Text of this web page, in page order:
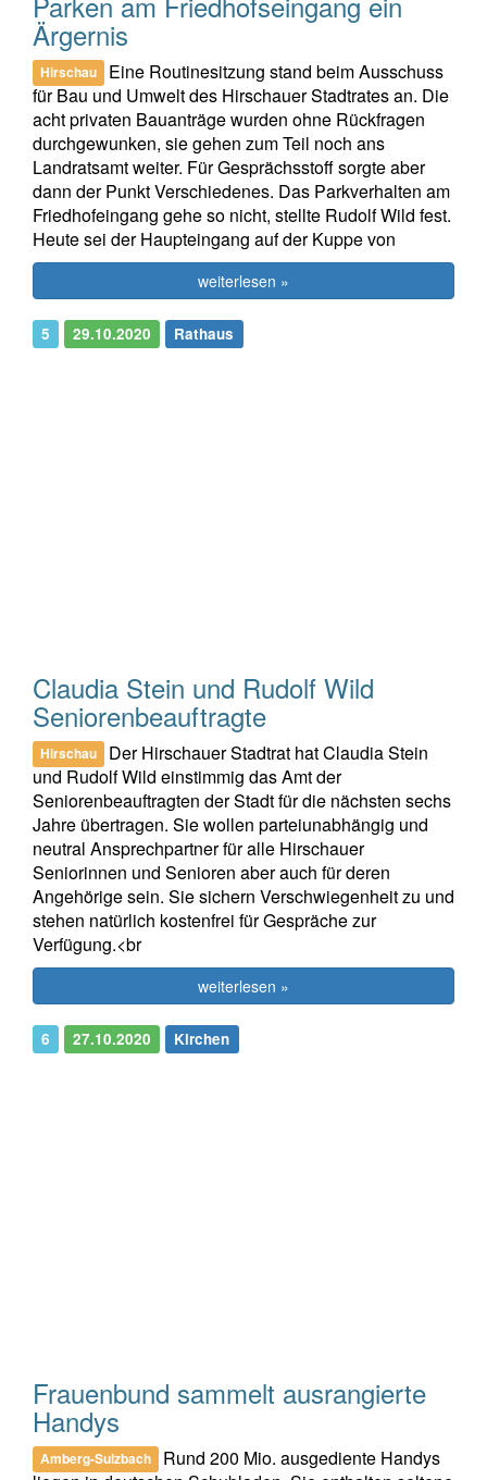
Ärgernis
Hirschau
Eine Routinesitzung stand beim Ausschuss
für Bau und Umwelt des Hirschauer Stadtrates an. Die
acht privaten Bauanträge wurden ohne Rückfragen
durchgewunken, sie gehen zum Teil noch ans
Landratsamt weiter. Für Gesprächsstoff sorgte aber
dann der Punkt Verschiedenes. Das Parkverhalten am
Friedhofeingang gehe so nicht, stellte Rudolf Wild fest.
Heute sei der Haupteingang auf der Kuppe von
weiterlesen »
5 29.10.2020 Rathaus
Claudia Stein und Rudolf Wild
Seniorenbeauftragte
Hirschau
Der Hirschauer Stadtrat hat Claudia Stein
und Rudolf Wild einstimmig das Amt der
Seniorenbeauftragten der Stadt für die nächsten sechs
Jahre übertragen. Sie wollen parteiunabhängig und
neutral Ansprechpartner für alle Hirschauer
Seniorinnen und Senioren aber auch für deren
Angehörige sein. Sie sichern Verschwiegenheit zu und
stehen natürlich kostenfrei für Gespräche zur
Verfügung.<br
weiterlesen »
6 27.10.2020 Kirchen
Frauenbund sammelt ausrangierte
Handys
Amberg-Sulzbach
Rund 200 Mio. ausgediente Handys